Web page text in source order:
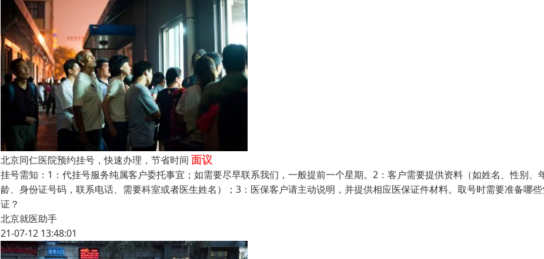
北京同仁医院预约挂号，快速办理，节省时间 面议
挂号需知：1：代挂号服务纯属客户委托事宜；如需要尽早联系我们，一般提前一个星期。2：客户需要提供资料（如姓名、性别、
龄、身份证号码，联系电话、需要科室或者医生姓名）；3：医保客户请主动说明，并提供相应医保证件材料。取号时需要准备哪
证？
北京就医助手
21-07-12 13:48:01